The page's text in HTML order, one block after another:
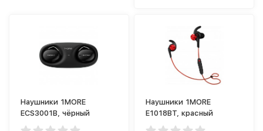
Наушники 1MORE
ECS3001B, чёрный
Наушники 1MORE
E1018BT, красный